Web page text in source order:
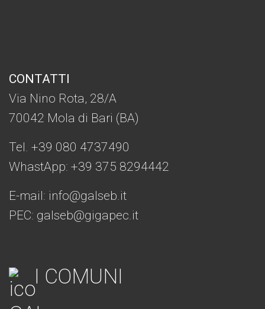
CONTATTI
Via Nino Rota, 28/A
70042 Mola di Bari (BA)
Tel. +39 080 4737490
WhastApp: +39 375 8294442
E-mail: info@galseb.it
PEC: galseb@gigapec.it
I COMUNI